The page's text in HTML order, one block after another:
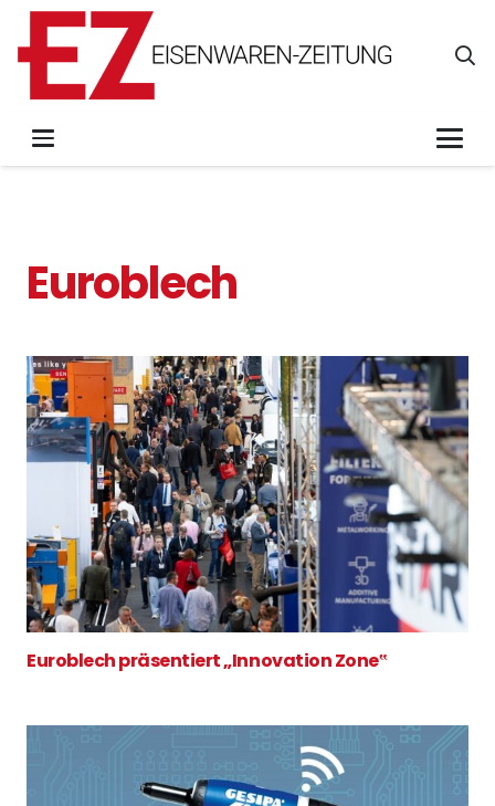
Euroblech
Euroblech präsentiert „Innovation Zone‟